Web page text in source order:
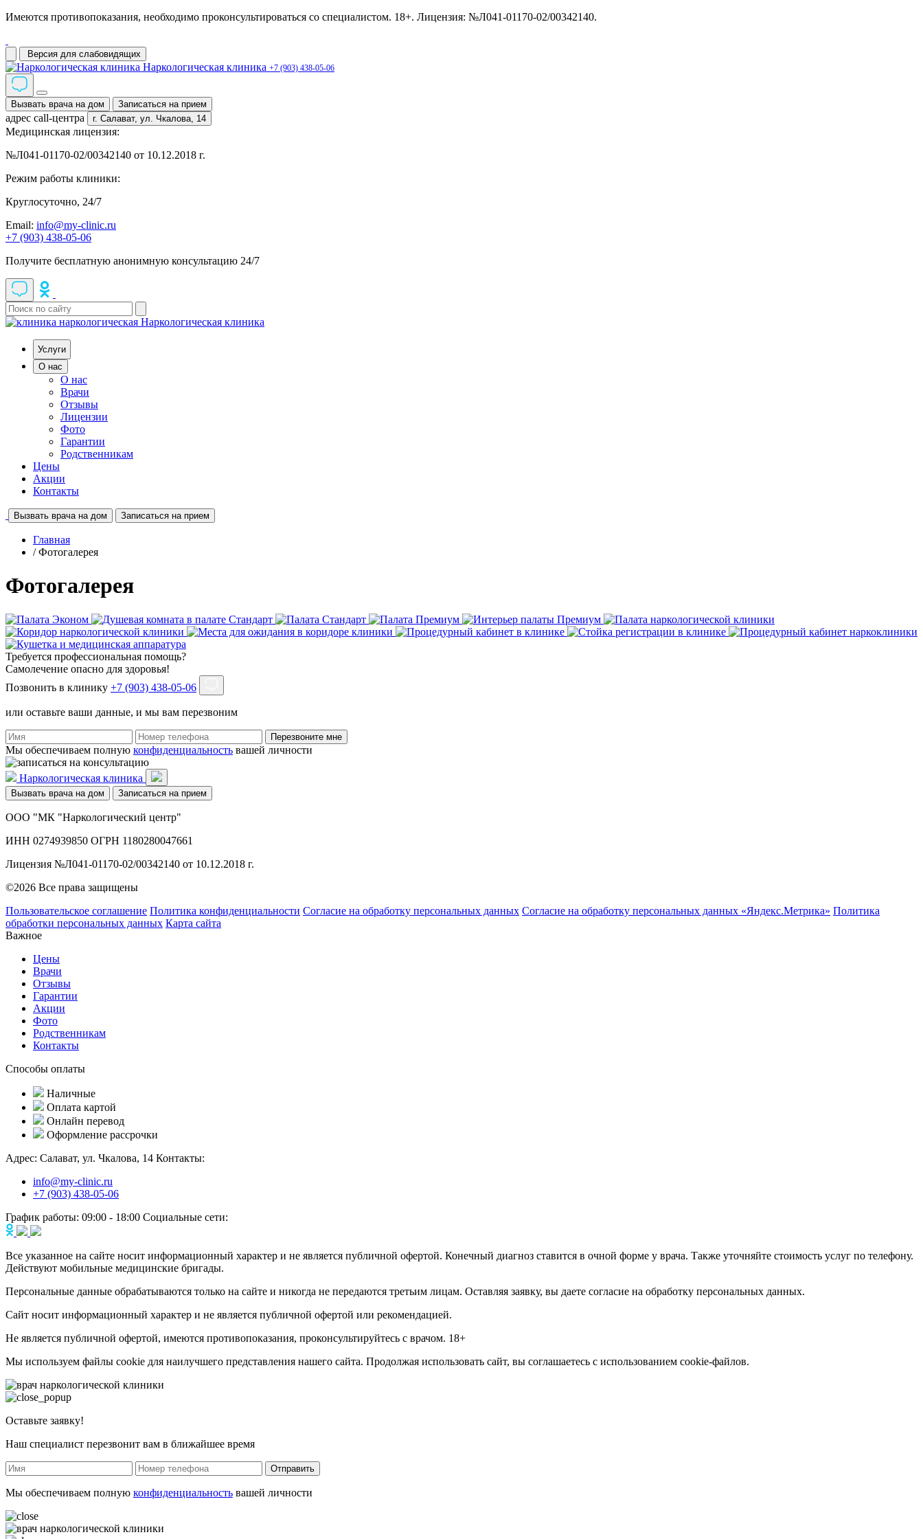
Имеются противопоказания, необходимо проконсультироваться со специалистом. 18+. Лицензия: №Л041-01170-02/00342140.
Версия для слабовидящих
Наркологическая клиника +7 (903) 438-05-06
Вызвать врача на дом Записаться на прием
адрес call-центра г. Салават, ул. Чкалова, 14
Медицинская лицензия:
№Л041-01170-02/00342140 от 10.12.2018 г.
Режим работы клиники:
Круглосуточно, 24/7
Email: info@my-clinic.ru
+7 (903) 438-05-06
Получите бесплатную анонимную консультацию 24/7
Наркологическая клиника
Услуги
О нас
О нас
Врачи
Отзывы
Лицензии
Фото
Гарантии
Родственникам
Цены
Акции
Контакты
Вызвать врача на дом Записаться на прием
Главная
/ Фотогалерея
Фотогалерея
Требуется профессиональная помощь?
Самолечение опасно для здоровья!
Позвонить в клинику +7 (903) 438-05-06
или оставьте ваши данные, и мы вам перезвоним
Перезвоните мне
Мы обеспечиваем полную конфиденциальность вашей личности
Наркологическая клиника
Вызвать врача на дом Записаться на прием
ООО "МК "Наркологический центр"
ИНН 0274939850 ОГРН 1180280047661
Лицензия №Л041-01170-02/00342140 от 10.12.2018 г.
©2026 Все права защищены
Пользовательское соглашение Политика конфиденциальности Согласие на обработку персональных данных Согласие на обработку персональных данных «Яндекс.Метрика» Политика
обработки персональных данных Карта сайта
Важное
Цены
Врачи
Отзывы
Гарантии
Акции
Фото
Родственникам
Контакты
Способы оплаты
Наличные
Оплата картой
Онлайн перевод
Оформление рассрочки
Адрес: Салават, ул. Чкалова, 14 Контакты:
info@my-clinic.ru
+7 (903) 438-05-06
График работы: 09:00 - 18:00 Социальные сети:
Все указанное на сайте носит информационный характер и не является публичной офертой. Конечный диагноз ставится в очной форме у врача. Также уточняйте стоимость услуг по телефону.
Действуют мобильные медицинские бригады.
Персональные данные обрабатываются только на сайте и никогда не передаются третьим лицам. Оставляя заявку, вы даете согласие на обработку персональных данных.
Сайт носит информационный характер и не является публичной офертой или рекомендацией.
Не является публичной офертой, имеются противопоказания, проконсультируйтесь с врачом. 18+
Мы используем файлы cookie для наилучшего представления нашего сайта. Продолжая использовать сайт, вы соглашаетесь с использованием cookie-файлов.
Оставьте заявку!
Наш специалист перезвонит вам в ближайшее время
Отправить
Мы обеспечиваем полную конфиденциальность вашей личности